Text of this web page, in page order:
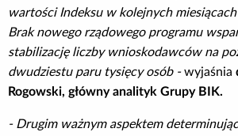
wartości Indeksu w kolejnych
Brak nowego rządowego programu
stabilizację liczby wnioskodawców na
dwudziestu paru tysięcy osób -wyjaśnia
Rogowski, główny analityk Grupy BIK.
- Drugim ważnym aspektem